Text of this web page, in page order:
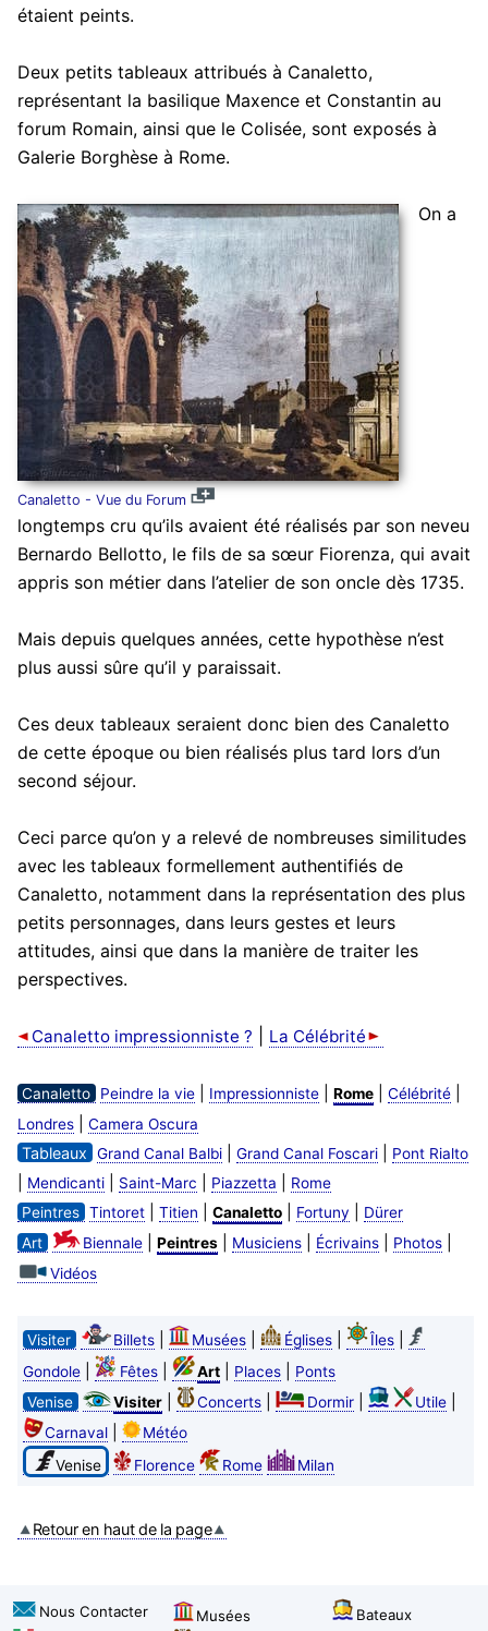
étaient peints.
Deux petits tableaux attribués à Canaletto,
représentant la basilique Maxence et Constantin au
forum Romain, ainsi que le Colisée, sont exposés à
Galerie Borghèse à Rome.
Canaletto - Vue du Forum
On a
longtemps cru qu’ils avaient été réalisés par son neveu
Bernardo Bellotto, le fils de sa sœur Fiorenza, qui avait
appris son métier dans l’atelier de son oncle dès 1735.
Mais depuis quelques années, cette hypothèse n’est
plus aussi sûre qu’il y paraissait.
Ces deux tableaux seraient donc bien des Canaletto
de cette époque ou bien réalisés plus tard lors d’un
second séjour.
Ceci parce qu’on y a relevé de nombreuses similitudes
avec les tableaux formellement authentifiés de
Canaletto, notamment dans la représentation des plus
petits personnages, dans leurs gestes et leurs
attitudes, ainsi que dans la manière de traiter les
perspectives.
Canaletto impressionniste ? La Célébrité
Canaletto Peindre la vie| Impressionniste| Rome| Célébrité|
Londres| Camera Oscura
Tableaux Grand Canal Balbi| Grand Canal Foscari| Pont Rialto
Mendicanti| Saint-Marc Piazzetta
Rome
Peintres Tintoret| Titien Canaletto| Fortuny
Dürer
Art
Biennale| Peintres| Musiciens| Écrivains| Photos|
Vidéos
Visiter Billets| Musées| Églises| Îles|
Gondole| Fêtes| Art| Places|
Ponts
Venise
Visiter| Concerts| Dormir| Utile|
Carnaval|
Météo
Venise
Florence Rome Milan
Retour en haut de la page
Nous Contacter
Musées Bateaux